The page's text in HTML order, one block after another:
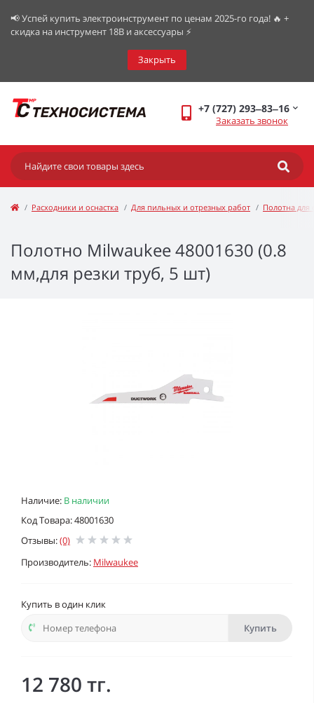
📢 Успей купить электроинструмент по ценам 2025-го года! 🔥 +
скидка на инструмент 18В и аксессуары ⚡️
Закрыть
+7 (727) 293‒83‒16
Заказать звонок
Расходники и оснастка Для пильных и отрезных работ Полотна для
Полотно Milwaukee 48001630 (0.8
мм,для резки труб, 5 шт)
Наличие: В наличии
Код Товара: 48001630
Отзывы:(0)
Производитель: Milwaukee
Купить в один клик
Купить
12 780 тг.